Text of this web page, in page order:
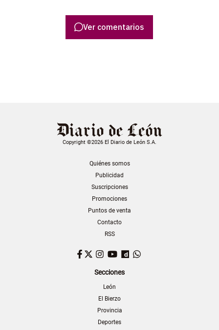
Ver comentarios
Copyright ©2026 El Diario de León S.A.
Quiénes somos
Publicidad
Suscripciones
Promociones
Puntos de venta
Contacto
RSS
Facebook
TwitterInstagram
YouTubeDailymotion
Secciones
León
El Bierzo
Provincia
Deportes